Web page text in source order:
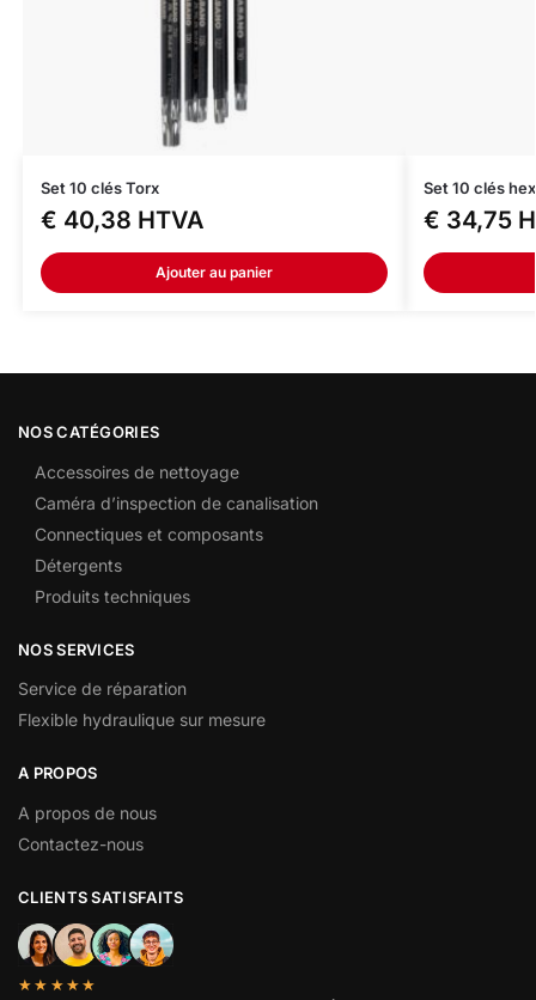
Set 10 clés Torx
€ 40,38 HTVA
Ajouter au panier
Set 10 clés
€ 34,75
NOS CATÉGORIES
Accessoires de nettoyage
Caméra d’inspection de canalisation
Connectiques et composants
Détergents
Produits techniques
NOS SERVICES
Service de réparation
Flexible hydraulique sur mesure
A PROPOS
A propos de nous
Contactez-nous
CLIENTS SATISFAITS
★★★★★